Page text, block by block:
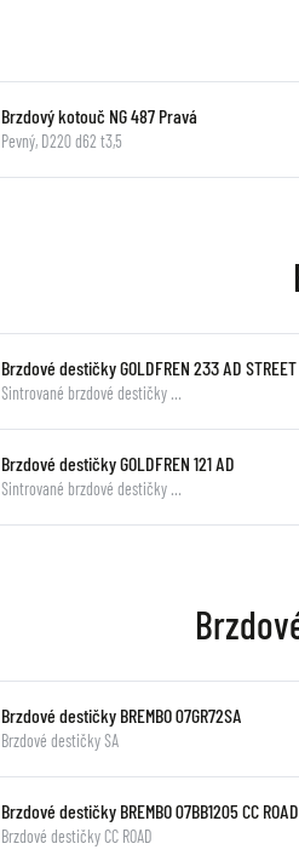
Brzdový kotouč NG 487 Pravá
Pevný, D220 d62 t3,5
Brzdové destičky GOLDFREN 233 AD STREET
Sintrované brzdové destičky …
Brzdové destičky GOLDFREN 121 AD
Sintrované brzdové destičky …
Brzdové destičky BREMBO 07GR72SA
Brzdové destičky SA
Brzdové destičky BREMBO 07BB1205 CC ROAD
Brzdové destičky CC ROAD